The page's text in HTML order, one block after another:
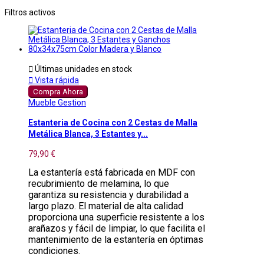
Filtros activos
 Últimas unidades en stock
 Vista rápida
Compra Ahora
Mueble Gestion
Estanteria de Cocina con 2 Cestas de Malla
Metálica Blanca, 3 Estantes y...
79,90 €
La estantería está fabricada en MDF con
recubrimiento de melamina, lo que
garantiza su resistencia y durabilidad a
largo plazo. El material de alta calidad
proporciona una superficie resistente a los
arañazos y fácil de limpiar, lo que facilita el
mantenimiento de la estantería en óptimas
condiciones.